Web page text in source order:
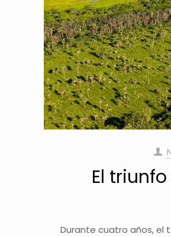
El
Durante cuatro años, el